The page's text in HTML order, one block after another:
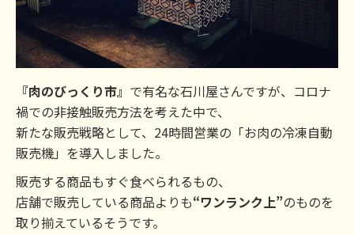
『肉のびっくり市』 で有名な石川屋さんですが、コロナ
禍での非接触販売方法を考えた中で、
新たな販売戦略として、24時間営業の「お肉の冷凍自動
販売機」を導入しました。
販売する商品もすぐ食べられるもの、
店舗で販売している商品よりも“ワンランク上”のものを
取り揃えているそうです。